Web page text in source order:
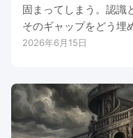
固まってしまう。認識
そのギャップをどう埋
2026年6月15日